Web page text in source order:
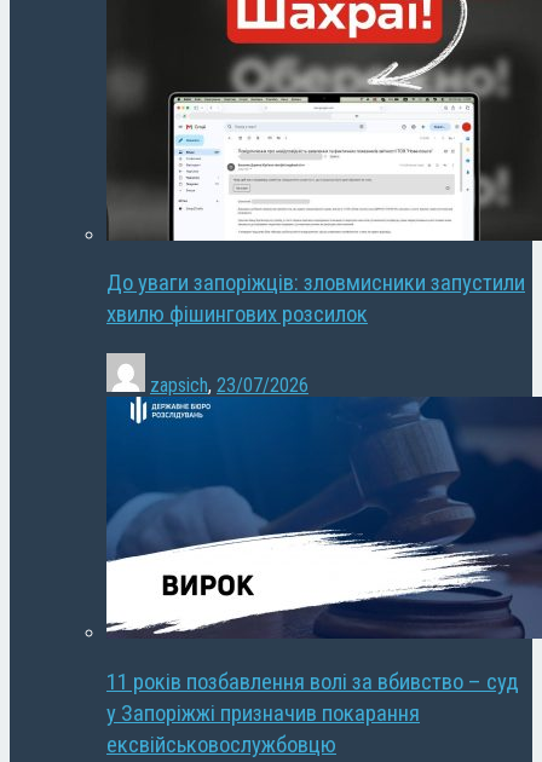
До уваги запоріжців: зловмисники запустили
хвилю фішингових розсилок
zapsich, 23/07/2026
11 років позбавлення волі за вбивство – суд
у Запоріжжі призначив покарання
ексвійськовослужбовцю